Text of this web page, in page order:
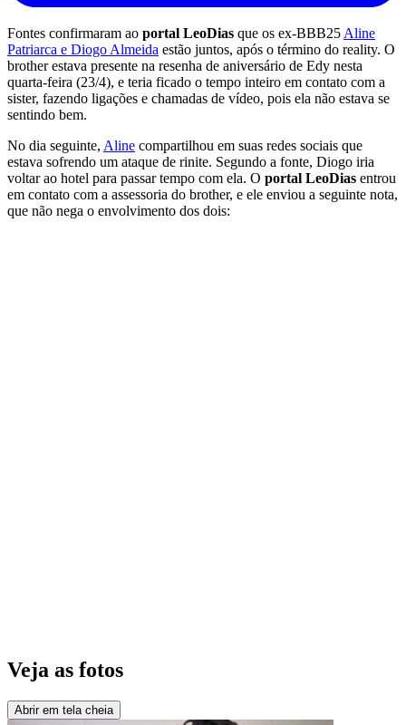
Fontes confirmaram ao portal LeoDias que os ex-BBB25 Aline
Patriarca e Diogo Almeida estão juntos, após o término do reality. O
brother estava presente na resenha de aniversário de Edy nesta
quarta-feira (23/4), e teria ficado o tempo inteiro em contato com a
sister, fazendo ligações e chamadas de vídeo, pois ela não estava se
sentindo bem.
No dia seguinte, Aline compartilhou em suas redes sociais que
estava sofrendo um ataque de rinite. Segundo a fonte, Diogo iria
voltar ao hotel para passar tempo com ela. O portal LeoDias entrou
em contato com a assessoria do brother, e ele enviou a seguinte nota,
que não nega o envolvimento dos dois:
Veja as fotos
Abrir em tela cheia